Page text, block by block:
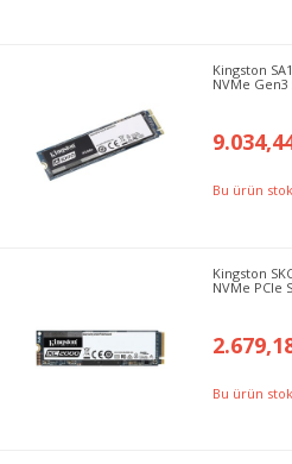
Kingston
NVMe Gen3
Bu ürün
Kingston
NVMe PCIe
Bu ürün